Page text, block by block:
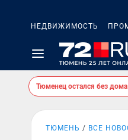
НЕДВИЖИМОСТЬ
Тюменец остался без
ТЮМЕНЬ ВСЕ